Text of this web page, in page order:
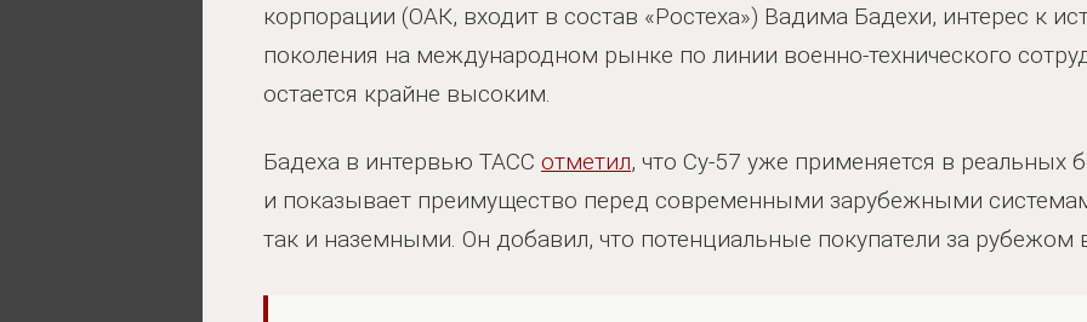
корпорации (ОАК, входит в состав «Ростеха») Вадима Бадехи, интерес к
поколения на международном рынке по линии военно-технического
остается крайне высоким.
Бадеха в интервью ТАСС отметил, что Су-57 уже применяется в реальных
и показывает преимущество перед современными зарубежными
так и наземными. Он добавил, что потенциальные покупатели за рубежом